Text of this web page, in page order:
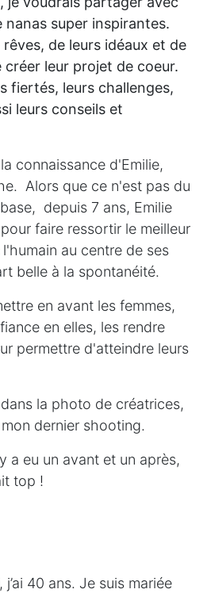
super inspirantes.
de leurs idéaux et de
créer leur projet de coeur.
fiertés, leurs challenges,
leurs conseils et
connaissance d'Emilie,
Alors que ce n'est pas du
depuis 7 ans, Emilie
faire ressortir le meilleur
au centre de ses
belle à la spontanéité.
en avant les femmes,
en elles, les rendre
permettre d'atteindre leurs
la photo de créatrices,
dernier shooting.
a eu un avant et un après,
top !
40 ans. Je suis mariée